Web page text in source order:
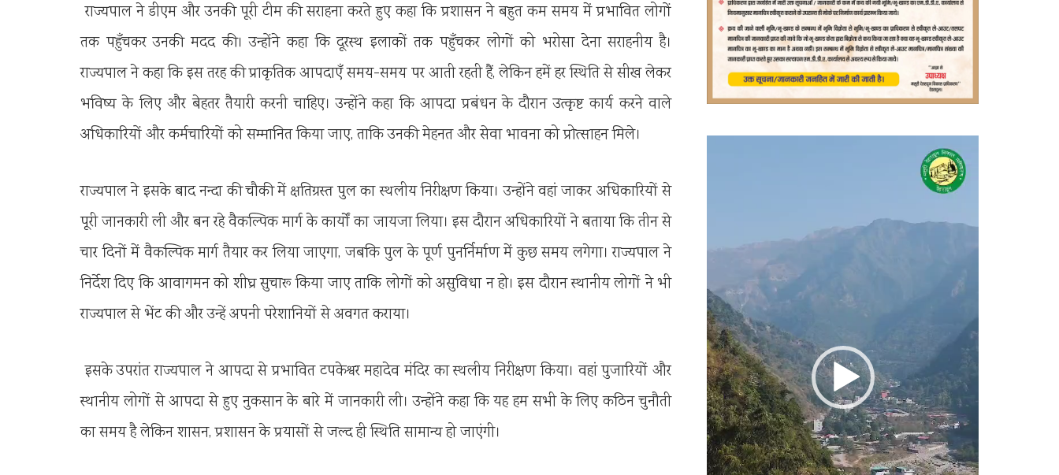
राज्यपाल ने डीएम और उनकी पूरी टीम की सराहना करते हुए कहा कि प्रशासन ने बहुत कम समय में प्रभावित लोगों
तक पहुँचकर उनकी मदद की। उन्होंने कहा कि दूरस्थ इलाकों तक पहुँचकर लोगों को भरोसा देना सराहनीय है।
राज्यपाल ने कहा कि इस तरह की प्राकृतिक आपदाएँ समय-समय पर आती रहती हैं, लेकिन हमें हर स्थिति से सीख लेकर
भविष्य के लिए और बेहतर तैयारी करनी चाहिए। उन्होंने कहा कि आपदा प्रबंधन के दौरान उत्कृष्ट कार्य करने वाले
अधिकारियों और कर्मचारियों को सम्मानित किया जाए, ताकि उनकी मेहनत और सेवा भावना को प्रोत्साहन मिले।
राज्यपाल ने इसके बाद नन्दा की चौकी में क्षतिग्रस्त पुल का स्थलीय निरीक्षण किया। उन्होंने वहां जाकर अधिकारियों से
पूरी जानकारी ली और बन रहे वैकल्पिक मार्ग के कार्यों का जायजा लिया। इस दौरान अधिकारियों ने बताया कि तीन से
चार दिनों में वैकल्पिक मार्ग तैयार कर लिया जाएगा, जबकि पुल के पूर्ण पुनर्निर्माण में कुछ समय लगेगा। राज्यपाल ने
निर्देश दिए कि आवागमन को शीघ्र सुचारू किया जाए ताकि लोगों को असुविधा न हो। इस दौरान स्थानीय लोगों ने भी
राज्यपाल से भेंट की और उन्हें अपनी परेशानियों से अवगत कराया।
इसके उपरांत राज्यपाल ने आपदा से प्रभावित टपकेश्वर महादेव मंदिर का स्थलीय निरीक्षण किया। वहां पुजारियों और
स्थानीय लोगों से आपदा से हुए नुकसान के बारे में जानकारी ली। उन्होंने कहा कि यह हम सभी के लिए कठिन चुनौती
का समय है लेकिन शासन, प्रशासन के प्रयासों से जल्द ही स्थिति सामान्य हो जाएंगी।